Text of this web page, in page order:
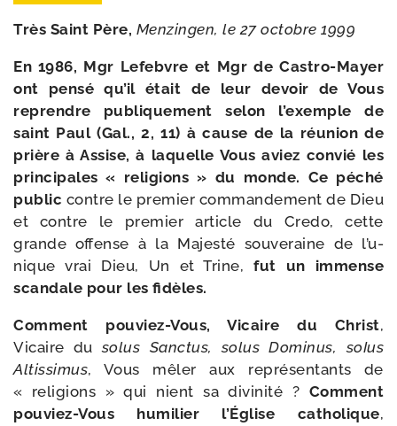
Très Saint Père, Menzingen, le 27 octobre 1999
En 1986, Mgr Lefebvre et Mgr de Castro-​Mayer
ont pen­sé qu’il était de leur devoir de Vous
reprendre publi­que­ment selon l’exemple de
saint Paul (Gal., 2, 11) à cause de la réunion de
prière à Assise, à laquelle Vous aviez convié les
prin­ci­pales « reli­gions » du monde. Ce péché
public contre le pre­mier com­man­de­ment de Dieu
et contre le pre­mier article du Credo, cette
grande offense à la Majesté sou­ve­raine de l’u­
nique vrai Dieu, Un et Trine,fut un immense
scan­dale pour les fidèles.
Comment pouviez-​Vous, Vicaire du Christ,
Vicaire dusolus Sanctus, solus Dominus, soIus
Altissimus, Vous mêler aux repré­sen­tants de
« reli­gions » qui nient sa divi­ni­té ? Comment
pouviez-​Vous humi­lier l’Église catho­lique,